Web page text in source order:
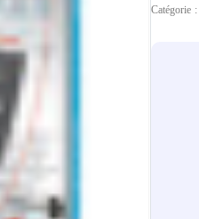
Catégorie :